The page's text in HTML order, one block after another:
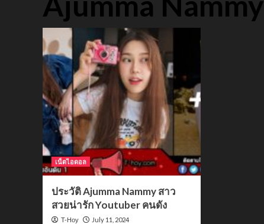
เน็ตไอดอล
ประวัติ Ajumma Nammy สาว
สวยน่ารัก Youtuber คนดัง
T-Hoy July 11, 2024